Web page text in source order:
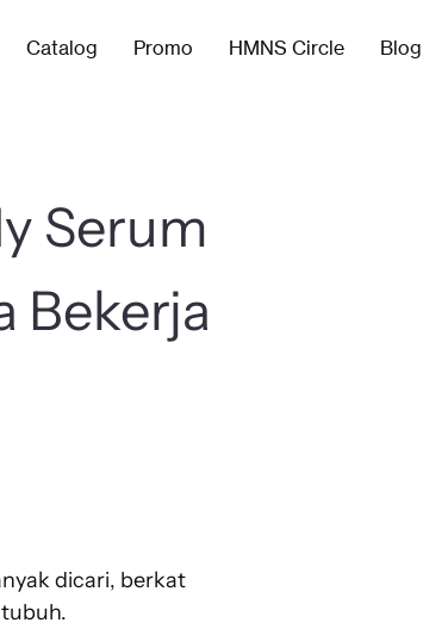
Catalog Promo ⁠HMNS Circle Blog
Serum
Bekerja
dicari, berkat